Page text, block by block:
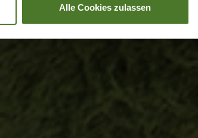
Alle Cookies zulassen